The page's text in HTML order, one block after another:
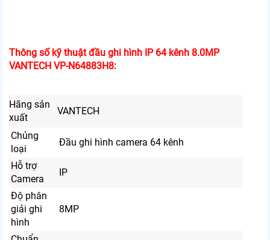
Thông số kỹ thuật đầu ghi hình IP 64 kênh 8.0MP
VANTECH VP-N64883H8:
Hãng sản
xuất
VANTECH
Chủng
loại
Đầu ghi hình camera 64 kênh
Hỗ trợ
Camera
IP
Độ phân
giải ghi
hình
8MP